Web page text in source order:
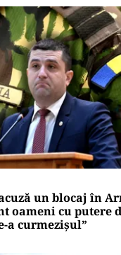
un blocaj în
oameni cu putere
a curmezișul”